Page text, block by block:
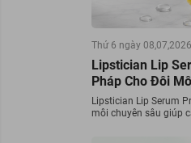
Thứ 6 ngày 08,07,2026
Lipstician Lip
Pháp Cho Đôi
Lipstician Lip Serum
môi chuyên sâu giúp